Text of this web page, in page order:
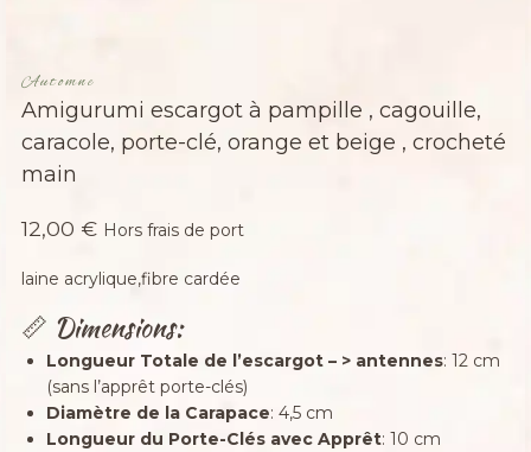
Automne
Amigurumi escargot à pampille , cagouille,
caracole, porte-clé, orange et beige , crocheté
main
12,00 € Hors frais de port
laine acrylique,fibre cardée
📏 Dimensions:
Longueur Totale de l’escargot – > antennes: 12 cm
(sans l’apprêt porte-clés)
Diamètre de la Carapace: 4,5 cm
Longueur du Porte-Clés avec Apprêt: 10 cm